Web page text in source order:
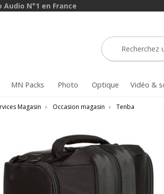
N°1 en France
MN Packs Photo Optique Vidéo &
Magasin › Occasion magasin › Tenba